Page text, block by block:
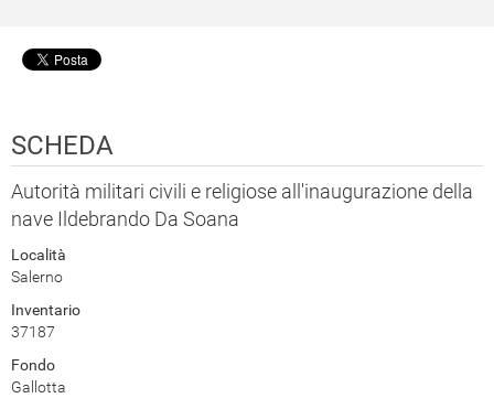
SCHEDA
Autorità militari civili e religiose all'inaugurazione della
nave Ildebrando Da Soana
Località
Salerno
Inventario
37187
Fondo
Gallotta